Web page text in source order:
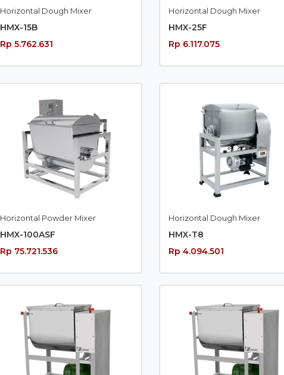
Horizontal Dough Mixer
HMX-15B
Rp 5.762.631
Horizontal Dough Mixer
HMX-25F
Rp 6.117.075
Horizontal Powder Mixer
HMX-100ASF
Rp 75.721.536
Horizontal Dough Mixer
HMX-T8
Rp 4.094.501